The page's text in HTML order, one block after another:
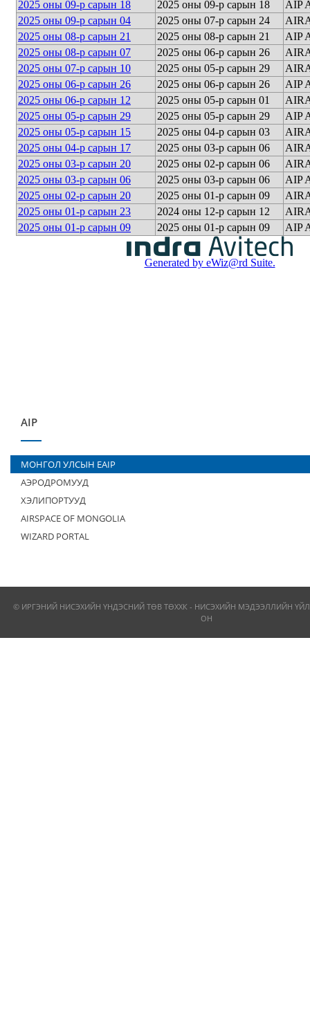
AIP
МОНГОЛ УЛСЫН EAIP
АЭРОДРОМУУД
ХЭЛИПОРТУУД
AIRSPACE OF MONGOLIA
WIZARD PORTAL
© ИРГЭНИЙ НИСЭХИЙН ҮНДЭСНИЙ ТӨВ ТӨХХК - НИСЭХИЙН МЭДЭЭЛЛИЙН
ОН